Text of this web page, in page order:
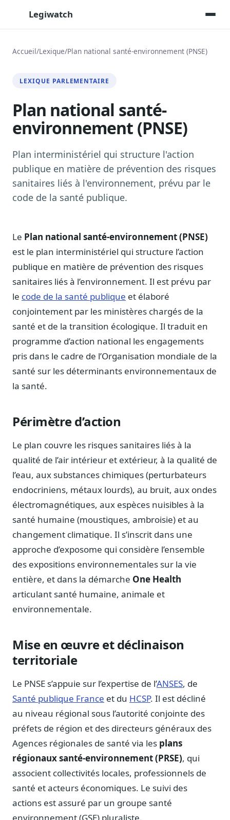
Legiwatch
Posez vos questions, réponses sourcées
Transcriptions IA
Toutes les séances AN/Sénat transcrites
Synthèses IA
Veille des matinales radio
9 interviews politiques, analysées avant 10 h
Alertes personnalisées
Par dossier, personne, mot-clé
Notes, briefings, tableaux de bord
Fiches parlementaires
Parcours, mandats, prises de position
Registre HATVP
Cartographier l'influence sur un dossier
Affaires publiques
Cabinets, DRI, consultants en lobbying
Affaires réglementaires
JO, décrets, conseil des ministres, AAI
ONG, syndicats, ordres, associations
Parlementaires
Préparez vos interventions et amendements
Veille en temps réel, embeds pour vos contenus
Chercheurs
Données exhaustives pour vos travaux académiques
Suivi par secteur
11 secteurs : énergie, santé, finance, numérique…
Cas d'usage concrets
Six cas pour gagner du temps
Conseil (Advisory)
Guides pratiques
Blog & Podcast Hémicycle
Analyses, méthodes, coulisses
Lexique parlementaire
1027 termes expliqués
Glossaire affaires publiques
Sources couvertes
23 flux indexés
Nouveautés produit
Accueil/Lexique/Plan national santé-environnement (PNSE)
LEXIQUE PARLEMENTAIRE
Plan national santé-
environnement (PNSE)
Plan interministériel qui structure l'action
publique en matière de prévention des risques
sanitaires liés à l'environnement, prévu par le
code de la santé publique.
Le Plan national santé-environnement (PNSE)
est le plan interministériel qui structure l’action
publique en matière de prévention des risques
sanitaires liés à l’environnement. Il est prévu par
le code de la santé publique et élaboré
conjointement par les ministères chargés de la
santé et de la transition écologique. Il traduit en
programme d’action national les engagements
pris dans le cadre de l’Organisation mondiale de la
santé sur les déterminants environnementaux de
la santé.
Périmètre d’action
Le plan couvre les risques sanitaires liés à la
qualité de l’air intérieur et extérieur, à la qualité de
l’eau, aux substances chimiques (perturbateurs
endocriniens, métaux lourds), au bruit, aux ondes
électromagnétiques, aux espèces nuisibles à la
santé humaine (moustiques, ambroisie) et au
changement climatique. Il s’inscrit dans une
approche d’exposome qui considère l’ensemble
des expositions environnementales sur la vie
entière, et dans la démarche One Health
articulant santé humaine, animale et
environnementale.
Mise en œuvre et déclinaison
territoriale
Le PNSE s’appuie sur l’expertise de l’ANSES, de
Santé publique France et du HCSP. Il est décliné
au niveau régional sous l’autorité conjointe des
préfets de région et des directeurs généraux des
Agences régionales de santé via les plans
régionaux santé-environnement (PRSE), qui
associent collectivités locales, professionnels de
santé et acteurs économiques. Le suivi des
actions est assuré par un groupe santé